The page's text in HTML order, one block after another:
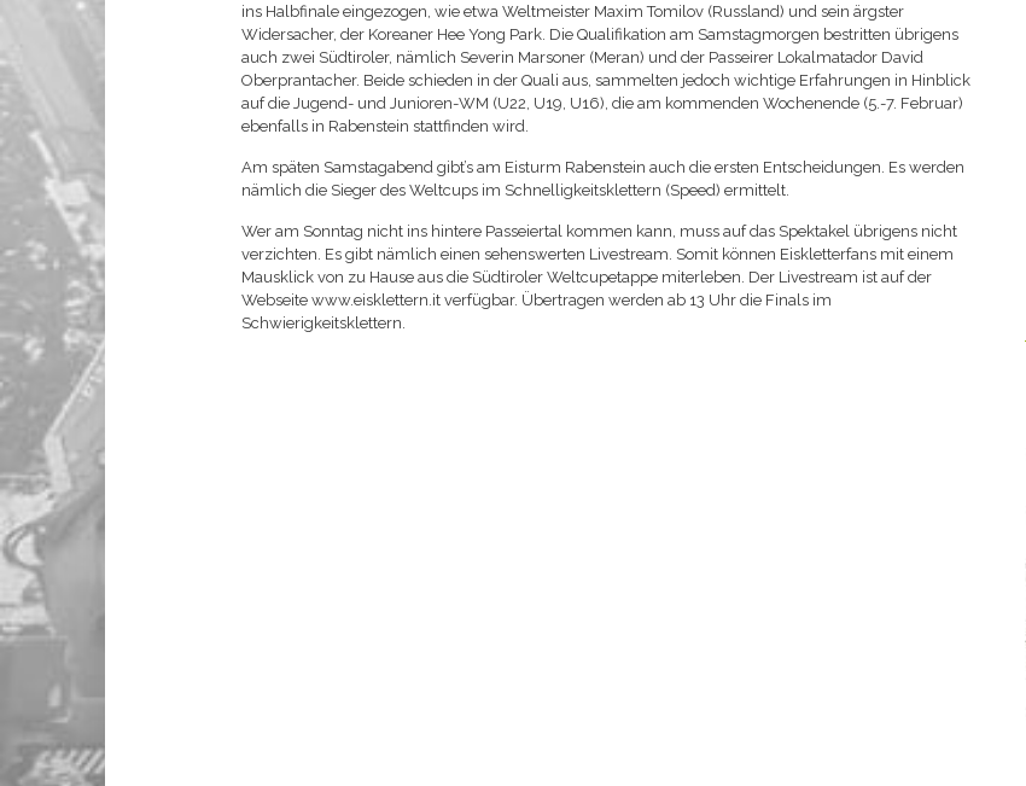
ins Halbfinale eingezogen, wie etwa Weltmeister Maxim Tomilov (Russland) und sein ärgster
Widersacher, der Koreaner Hee Yong Park. Die Qualifikation am Samstagmorgen bestritten übrigens
auch zwei Südtiroler, nämlich Severin Marsoner (Meran) und der Passeirer Lokalmatador David
Oberprantacher. Beide schieden in der Quali aus, sammelten jedoch wichtige Erfahrungen in Hinblick
auf die Jugend- und Junioren-WM (U22, U19, U16), die am kommenden Wochenende (5.-7. Februar)
ebenfalls in Rabenstein stattfinden wird.
Am späten Samstagabend gibt’s am Eisturm Rabenstein auch die ersten Entscheidungen. Es werden
nämlich die Sieger des Weltcups im Schnelligkeitsklettern (Speed) ermittelt.
Wer am Sonntag nicht ins hintere Passeiertal kommen kann, muss auf das Spektakel übrigens nicht
verzichten. Es gibt nämlich einen sehenswerten Livestream. Somit können Eiskletterfans mit einem
Mausklick von zu Hause aus die Südtiroler Weltcupetappe miterleben. Der Livestream ist auf der
Webseite www.eisklettern.it verfügbar. Übertragen werden ab 13 Uhr die Finals im
Schwierigkeitsklettern.